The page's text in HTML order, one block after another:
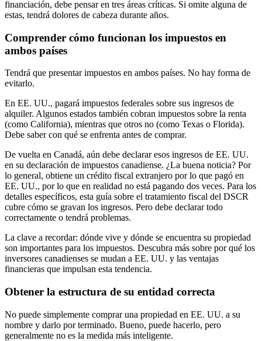
financiación, debe pensar en tres áreas críticas. Si omite alguna de
estas, tendrá dolores de cabeza durante años.
Comprender cómo funcionan los impuestos en
ambos países
Tendrá que presentar impuestos en ambos países. No hay forma de
evitarlo.
En EE. UU., pagará impuestos federales sobre sus ingresos de
alquiler. Algunos estados también cobran impuestos sobre la renta
(como California), mientras que otros no (como Texas o Florida).
Debe saber con qué se enfrenta antes de comprar.
De vuelta en Canadá, aún debe declarar esos ingresos de EE. UU.
en su declaración de impuestos canadiense. ¿La buena noticia? Por
lo general, obtiene un crédito fiscal extranjero por lo que pagó en
EE. UU., por lo que en realidad no está pagando dos veces. Para los
detalles específicos, esta guía sobre el tratamiento fiscal del DSCR
cubre cómo se gravan los ingresos. Pero debe declarar todo
correctamente o tendrá problemas.
La clave a recordar: dónde vive y dónde se encuentra su propiedad
son importantes para los impuestos. Descubra más sobre por qué los
inversores canadienses se mudan a EE. UU. y las ventajas
financieras que impulsan esta tendencia.
Obtener la estructura de su entidad correcta
No puede simplemente comprar una propiedad en EE. UU. a su
nombre y darlo por terminado. Bueno, puede hacerlo, pero
generalmente no es la medida más inteligente.